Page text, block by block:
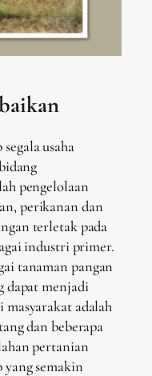
usaha
pengelolaan
perikanan dan
terletak pada
industri primer.
tanaman pangan
dapat menjadi
adalah
dan beberapa
pertanian
yang semakin